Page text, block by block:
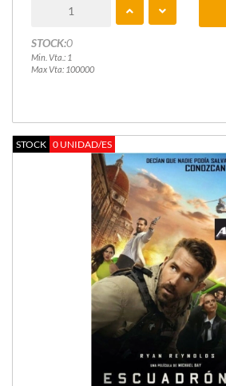
STOCK:0
Min. Vta.: 1
Max Vta: 100000
STOCK 0 UNIDAD/ES